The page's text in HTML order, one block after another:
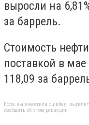
выросли на
за баррель.
Стоимость
поставкой в
118,09 за
Если вы заметили ошибку,
сообщить об этом редакции